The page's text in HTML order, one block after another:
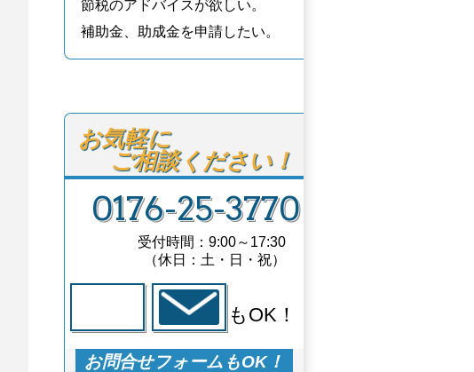
節税のアドバイスが欲しい。
補助金、助成金を申請したい。
お気軽に
ご相談ください！
0176-25-3770
受付時間：9:00～17:30
（休日：土・日・祝）
もOK！
お問合せフォームもOK！